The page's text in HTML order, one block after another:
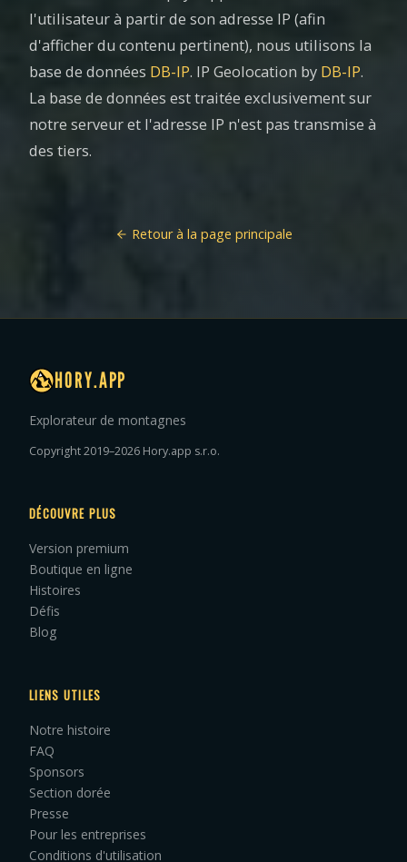
l'utilisateur à partir de son adresse IP (afin
d'afficher du contenu pertinent), nous utilisons la
base de données DB-IP. IP Geolocation by DB-IP.
La base de données est traitée exclusivement sur
notre serveur et l'adresse IP n'est pas transmise à
des tiers.
Retour à la page principale
HORY.APP
Explorateur de montagnes
Copyright 2019–2026 Hory.app s.r.o.
DÉCOUVRE PLUS
Version premium
Boutique en ligne
Histoires
Défis
Blog
LIENS UTILES
Notre histoire
FAQ
Sponsors
Section dorée
Presse
Pour les entreprises
Conditions d'utilisation